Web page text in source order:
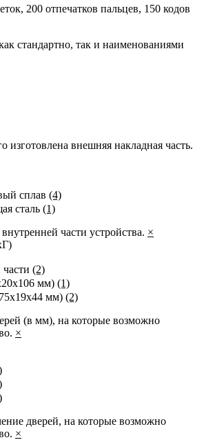
200 отпечатков пальцев, 150 кодов
стандартно, так и наименованиями
изготовлена внешняя накладная часть.
сплав (4)
сталь (1)
части устройства. ×
части (2)
мм) (1)
мм) (2)
(в мм), на которые возможно
×
дверей, на которые возможно
×